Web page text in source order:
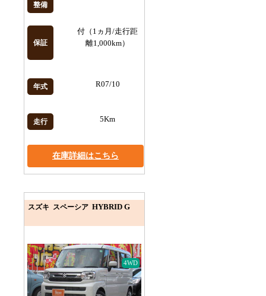
整備
保証
付（1ヵ月/走行距
離1,000km）
年式 R07/10
走行 5Km
在庫詳細はこちら
スズキ スペーシア HYBRID G
4WD